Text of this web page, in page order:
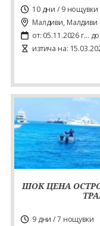
10 дни / 9 нощувки
Малдиви, Малдиви
от: 05.11.2026 г...
изтича на:
ШОК ЦЕНА
9 дни / 7 нощувки